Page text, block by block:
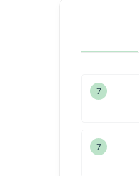
7
7